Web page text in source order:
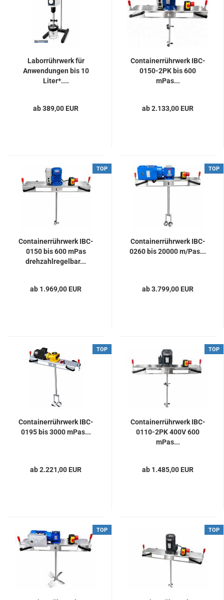
Laborrührwerk für
Anwendungen bis 10
Liter*....
ab 389,00 EUR
Containerrührwerk IBC-
0150-2PK bis 600
mPas...
ab 2.133,00 EUR
TOP
Containerrührwerk IBC-
0150 bis 600 mPas
drehzahlregelbar...
ab 1.969,00 EUR
TOP
Containerrührwerk IBC-
0260 bis 20000 m/Pas...
ab 3.799,00 EUR
TOP
Containerrührwerk IBC-
0195 bis 3000 mPas...
ab 2.221,00 EUR
TOP
Containerrührwerk IBC-
0110-2PK 400V 600
mPas...
ab 1.485,00 EUR
TOP TOP